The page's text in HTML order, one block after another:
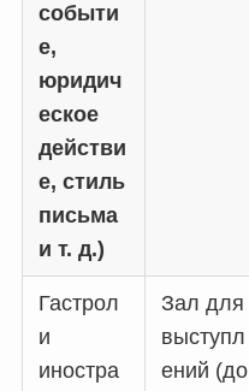
событи
е,
юридич
еское
действи
е, стиль
письма
и т. д.)
Гастрол
и
иностра
Зал для
выступл
ений (до